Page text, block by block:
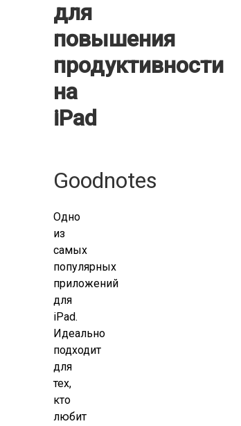
для
повышения
продуктивности
на
iPad
Goodnotes
Одно
из
самых
популярных
приложений
для
iPad.
Идеально
подходит
для
тех,
кто
любит